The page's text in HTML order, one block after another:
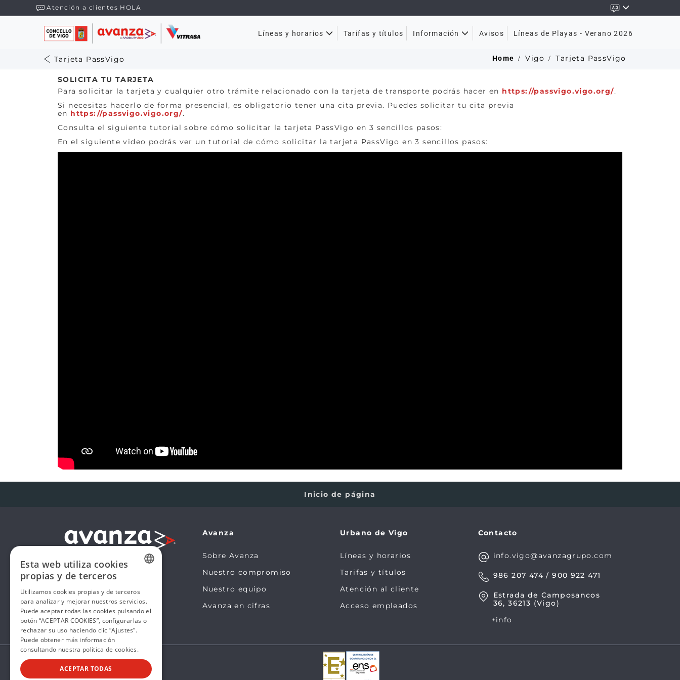
Atención a clientes HOLA
Líneas y horarios Tarifas y títulos Información Avisos Líneas de Playas - Verano 2026
Tarjeta PassVigo Home Vigo Tarjeta PassVigo
SOLICITA TU TARJETA
Para solicitar la tarjeta y cualquier otro trámite relacionado con la tarjeta de transporte podrás hacer en https://passvigo.vigo.org/.
Si necesitas hacerlo de forma presencial, es obligatorio tener una cita previa. Puedes solicitar tu cita previa
en https://passvigo.vigo.org/.
Consulta el siguiente tutorial sobre cómo solicitar la tarjeta PassVigo en 3 sencillos pasos:
En el siguiente video podrás ver un tutorial de cómo solicitar la tarjeta PassVigo en 3 sencillos pasos:
Inicio de página
Avanza
Sobre Avanza
Nuestro compromiso
Nuestro equipo
Avanza en cifras
Urbano de Vigo
Líneas y horarios
Tarifas y títulos
Atención al cliente
Acceso empleados
Contacto
info.vigo@avanzagrupo.com
986 207 474 / 900 922 471
Estrada de Camposancos
36, 36213 (Vigo)
+info
SPANISH
Esta web utiliza cookies
propias y de terceros
Utilizamos cookies propias y de terceros
para analizar y mejorar nuestros servicios.
Puede aceptar todas las cookies pulsando el
botón “ACEPTAR COOKIES”, configurarlas o
rechazar su uso haciendo clic “Ajustes”.
Puede obtener más información
consultando nuestra política de cookies.
ACEPTAR TODAS